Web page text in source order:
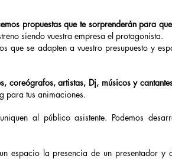
propuestas que te sorprenderán para
siendo vuestra empresa el protagonista.
que se adapten a vuestro presupuesto y
coreógrafos, artistas, Dj, músicos y
para tus animaciones.
al público asistente. Podemos
espacio la presencia de un presentador